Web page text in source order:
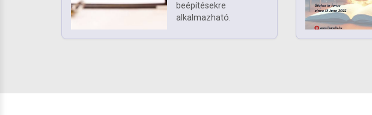
beépítésekre
alkalmazható.